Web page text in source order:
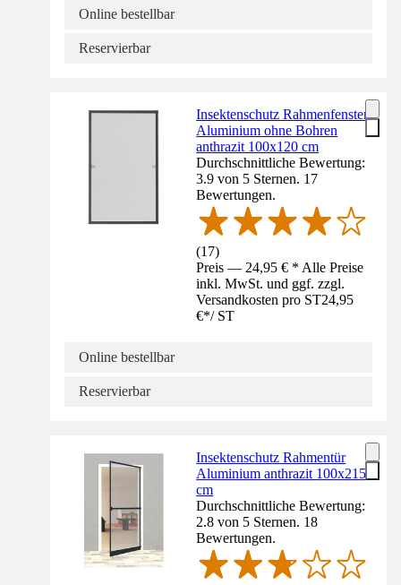
Online bestellbar
Reservierbar
Insektenschutz Rahmenfenster
Aluminium ohne Bohren
anthrazit 100x120 cm
Durchschnittliche Bewertung:
3.9 von 5 Sternen. 17
Bewertungen.
(17)
Preis — 24,95 € * Alle Preise
inkl. MwSt. und ggf. zzgl.
Versandkosten pro ST24,95
€*/ ST
Online bestellbar
Reservierbar
Insektenschutz Rahmentür
Aluminium anthrazit 100x215
cm
Durchschnittliche Bewertung:
2.8 von 5 Sternen. 18
Bewertungen.